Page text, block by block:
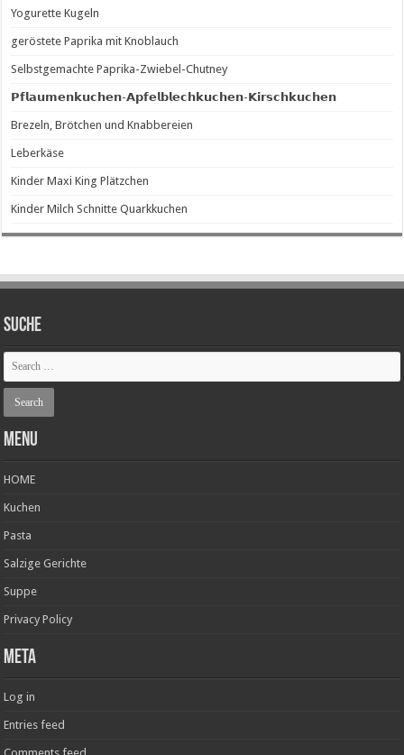
Yogurette Kugeln
geröstete Paprika mit Knoblauch
Selbstgemachte Paprika-Zwiebel-Chutney
𝗣𝗳𝗹𝗮𝘂𝗺𝗲𝗻𝗸𝘂𝗰𝗵𝗲𝗻-𝗔𝗽𝗳𝗲𝗹𝗯𝗹𝗲𝗰𝗵𝗸𝘂𝗰𝗵𝗲𝗻-𝗞𝗶𝗿𝘀𝗰𝗵𝗸𝘂𝗰𝗵𝗲𝗻
Brezeln, Brötchen und Knabbereien
Leberkäse
Kinder Maxi King Plätzchen
Kinder Milch Schnitte Quarkkuchen
SUCHE
Menu
HOME
Kuchen
Pasta
Salzige Gerichte
Suppe
Privacy Policy
Meta
Log in
Entries feed